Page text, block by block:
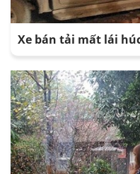
Xe bán tải mất lái